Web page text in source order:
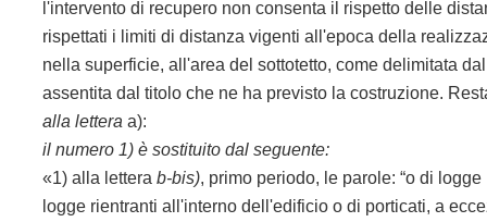
l'intervento di recupero non consenta il rispetto delle
rispettati i limiti di distanza vigenti all'epoca della
nella superficie, all'area del sottotetto, come delimitata
assentita dal titolo che ne ha previsto la costruzione.
alla lettera a):
il numero 1) è sostituito dal seguente:
«1) alla letterab-bis), primo periodo, le parole: “o di
logge rientranti all'interno dell'edificio o di porticati, a